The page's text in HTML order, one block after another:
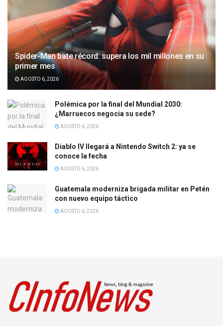
Spider-Man bate récord: supera los mil millones en su
primer mes
AGOSTO 6, 2026
Polémica por la final del Mundial 2030:
¿Marruecos negocia su sede?
AGOSTO 6, 2026
Diablo IV llegará a Nintendo Switch 2: ya se
conoce la fecha
AGOSTO 6, 2026
Guatemala moderniza brigada militar en Petén
con nuevo equipo táctico
AGOSTO 6, 2026